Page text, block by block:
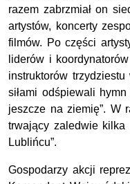
razem zabrzmiał on
artystów, koncerty
filmów. Po części
liderów i
instruktorów
siłami odśpiewali
jeszcze na ziemię”. W
trwający zaledwie kilka
Lublińcu”.
Gospodarzy akcji